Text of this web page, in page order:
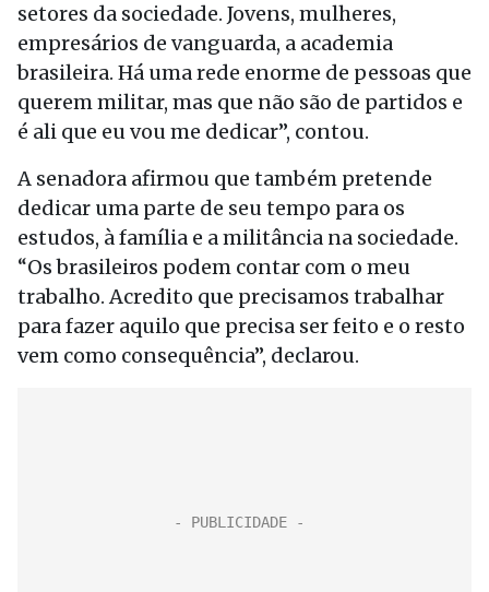
setores da sociedade. Jovens, mulheres,
empresários de vanguarda, a academia
brasileira. Há uma rede enorme de pessoas que
querem militar, mas que não são de partidos e
é ali que eu vou me dedicar”, contou.
A senadora afirmou que também pretende
dedicar uma parte de seu tempo para os
estudos, à família e a militância na sociedade.
“Os brasileiros podem contar com o meu
trabalho. Acredito que precisamos trabalhar
para fazer aquilo que precisa ser feito e o resto
vem como consequência”, declarou.